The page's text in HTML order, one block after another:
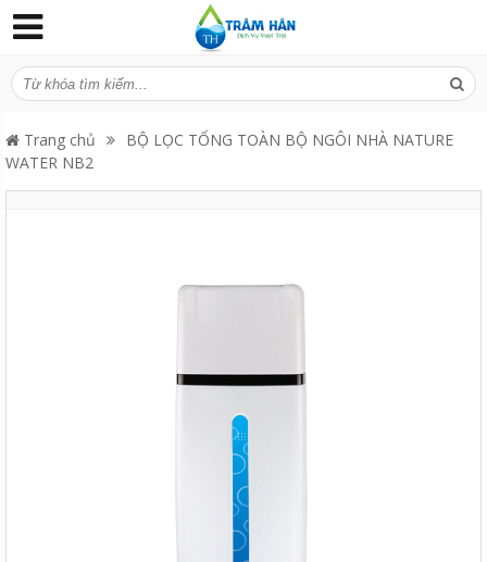
Trang chủ
BỘ LỌC TỔNG TOÀN BỘ NGÔI NHÀ NATURE
WATER NB2